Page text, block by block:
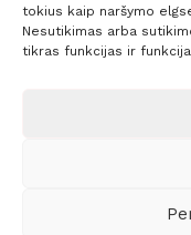
tokius kaip naršymo
Nesutikimas arba
tikras funkcijas ir
Prenumerata